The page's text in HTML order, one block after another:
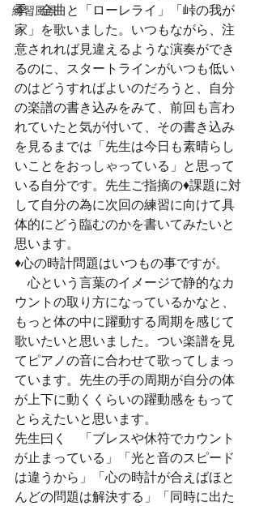
練習風景
季」全曲と「ローレライ」「峠の我が
家」を歌いました。いつもながら、注
意されれば見違えるような演奏ができ
るのに、スタートラインがいつも低い
のはどうすればよいのだろうと、自分
の楽譜の書き込みをみて、前回も言わ
れていたと気が付いて、その書き込み
を見るまでは「先生は今日も素晴らし
いことをおっしゃっている」と思って
いる自分です。先生ご指摘の♦課題に対
して自分の為に次回の練習に向けて具
体的にどう臨むのかを書いてみたいと
思います。
♦心の時計問題はいつもの事ですが。
心という言葉のイメージで静的なカ
ウントの取り方になっているかなと、
もっと体の中に躍動する周期を感じて
歌いたいと思いました。つい楽譜を見
てピアノの音に合わせて歌ってしまっ
ています。先生の手の周期が自分の体
が上下に動くくらいの躍動感をもって
とらえたいと思います。
先生曰く　「ブレスや休符でカウント
が止まっている」「光と音のスピード
は違うから」「心の時計が合えばほと
んどの問題は解決する」「同時に出た